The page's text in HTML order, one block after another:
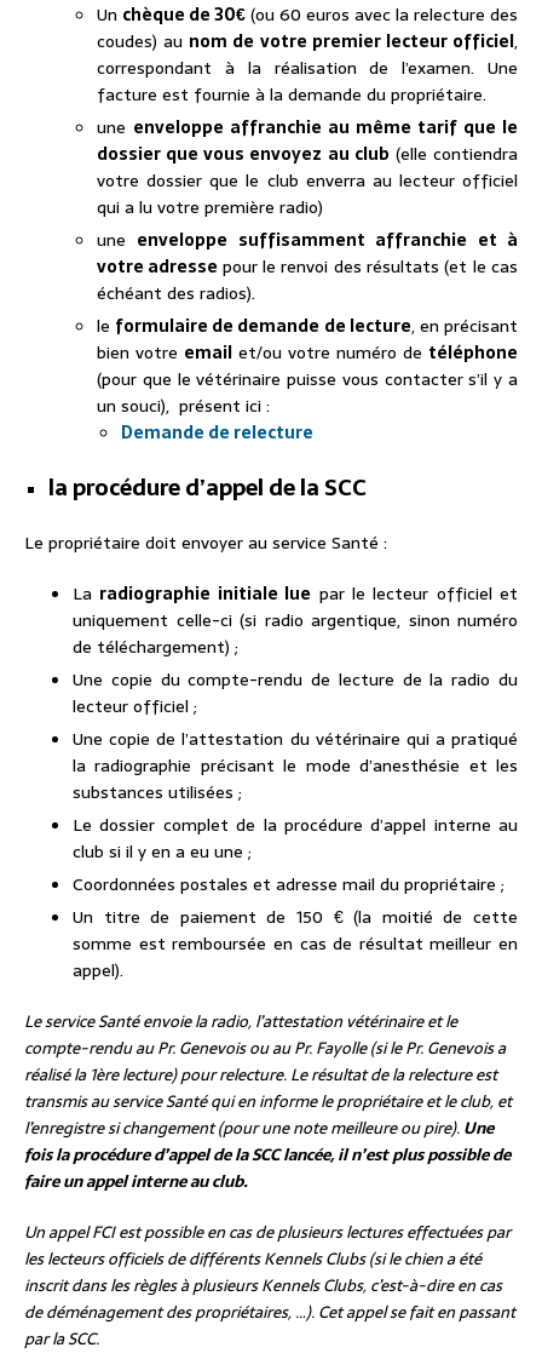
Un chèque de 30€(ou 60 euros avec la relecture des
coudes) au nom de votre premier lecteur officiel,
correspondant à la réalisation de l’examen. Une
facture est fournie à la demande du propriétaire.
une enveloppe affranchie au même tarif que le
dossier que vous envoyez au club (elle contiendra
votre dossier que le club enverra au lecteur officiel
qui a lu votre première radio)
une enveloppe suffisamment affranchie et à
votre adresse pour le renvoi des résultats (et le cas
échéant des radios).
le formulaire de demande de lecture, en précisant
bien votre email et/ou votre numéro de téléphone
(pour que le vétérinaire puisse vous contacter s’il y a
un souci), présent ici :
Demande de relecture
la procédure d’appel de la SCC
Le propriétaire doit envoyer au service Santé :
La radiographie initiale lue par le lecteur officiel et
uniquement celle-ci (si radio argentique, sinon numéro
de téléchargement) ;
Une copie du compte-rendu de lecture de la radio du
lecteur officiel ;
Une copie de l’attestation du vétérinaire qui a pratiqué
la radiographie précisant le mode d’anesthésie et les
substances utilisées ;
Le dossier complet de la procédure d’appel interne au
club si il y en a eu une ;
Coordonnées postales et adresse mail du propriétaire ;
Un titre de paiement de 150 € (la moitié de cette
somme est remboursée en cas de résultat meilleur en
appel).
Le service Santé envoie la radio, l’attestation vétérinaire et le
compte-rendu au Pr. Genevois ou au Pr. Fayolle (si le Pr. Genevois a
réalisé la 1ère lecture) pour relecture. Le résultat de la relecture est
transmis au service Santé qui en informe le propriétaire et le club, et
l’enregistre si changement (pour une note meilleure ou pire).Une
fois la procédure d’appel de la SCC lancée, il n’est plus possible de
faire un appel interne au club.
Un appel FCI est possible en cas de plusieurs lectures effectuées par
les lecteurs officiels dedifférents Kennels Clubs (si le chien a été
inscrit dans les règles à plusieurs Kennels Clubs,c’est-à-dire en cas
de déménagement des propriétaires, …). Cet appel se fait en passant
par la SCC.